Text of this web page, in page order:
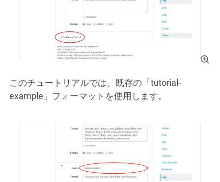
このチュートリアルでは、既存の「tutorial-
example」フォーマットを使用します。